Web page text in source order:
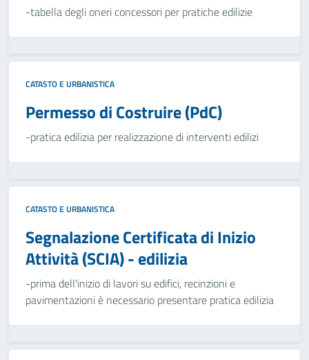
-tabella degli oneri concessori per pratiche edilizie
CATASTO E URBANISTICA
Permesso di Costruire (PdC)
-pratica edilizia per realizzazione di interventi edilizi
CATASTO E URBANISTICA
Segnalazione Certificata di Inizio
Attività (SCIA) - edilizia
-prima dell'inizio di lavori su edifici, recinzioni e
pavimentazioni è necessario presentare pratica edilizia